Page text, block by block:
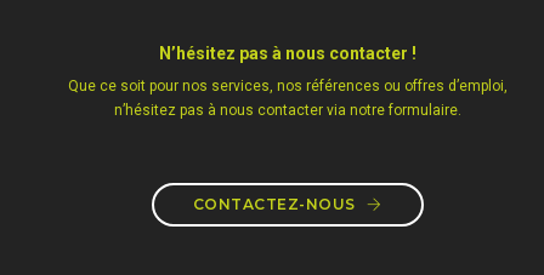
N’hésitez pas à nous contacter !
Que ce soit pour nos services, nos références ou offres d’emploi,
n’hésitez pas à nous contacter via notre formulaire.
CONTACTEZ-NOUS